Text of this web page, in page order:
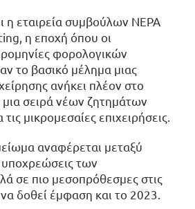
η εταιρεία συμβούλων NEPA
η εποχή όπου οι
φορολογικών
το βασικό μέλημα μιας
ανήκει πλέον στο
σειρά νέων ζητημάτων
μικρομεσαίες επιχειρήσεις.
αναφέρεται μεταξύ
των
σε πιο μεσοπρόθεσμες στις
δοθεί έμφαση και το 2023.